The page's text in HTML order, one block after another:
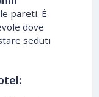
pareti. È
dove
seduti